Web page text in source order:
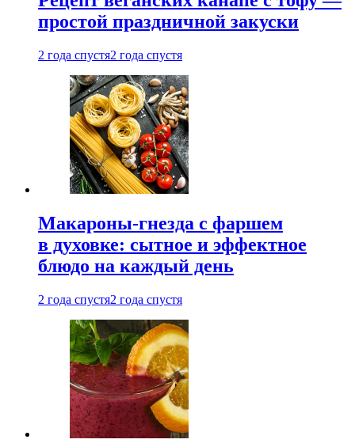
простой праздничной закуски
2 года спустя2 года спустя
Макароны-гнезда с фаршем
в духовке: сытное и эффектное
блюдо на каждый день
2 года спустя2 года спустя